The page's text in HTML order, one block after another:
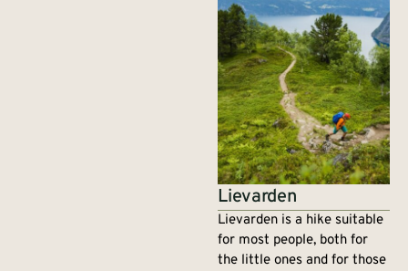
Lievarden
Lievarden is a hike suitable
for most people, both for
the little ones and for those